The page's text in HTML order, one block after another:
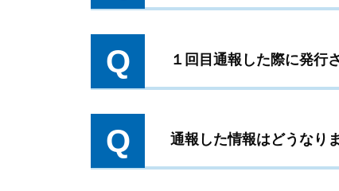
Q １回目通報した際に発行
Q 通報した情報はどうなり